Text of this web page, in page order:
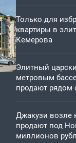
Только для
квартиры в
Кемерова
Элитный
метровым
продают рядом
Джакузи возле
продают под
миллионов